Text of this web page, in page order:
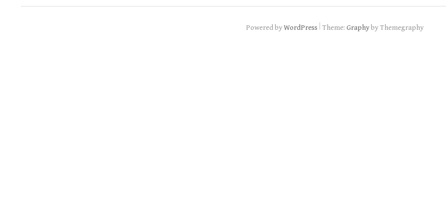
Powered byWordPress Theme: Graphyby Themegraphy